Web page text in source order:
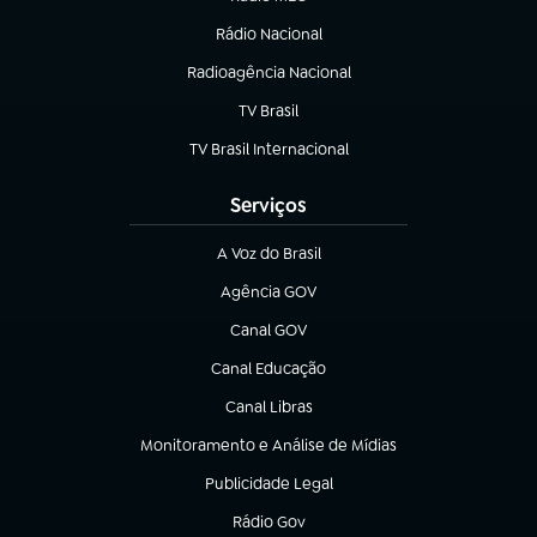
Rádio Nacional
Radioagência Nacional
(abre em nova aba)
TV Brasil
(abre em nova aba)
TV Brasil Internacional
(abre em nova aba)
Serviços
A Voz do Brasil
(abre em nova aba)
Agência GOV
(abre em nova aba)
Canal GOV
(abre em nova aba)
Canal Educação
(abre em nova aba)
Canal Libras
(abre em nova aba)
Monitoramento e Análise de Mídias
(abre em nova aba)
Publicidade Legal
(abre em nova aba)
Rádio Gov
(abre em nova aba)